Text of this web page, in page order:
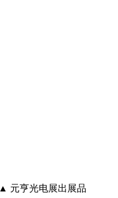
▲ 元亨光电展出展品